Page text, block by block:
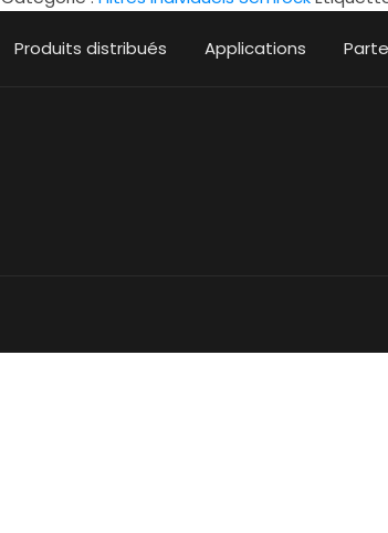
Produits distribués Applications